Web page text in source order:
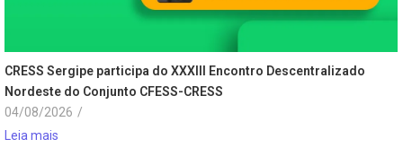
CRESS Sergipe participa do XXXIII Encontro Descentralizado
Nordeste do Conjunto CFESS-CRESS
04/08/2026 /
Leia mais